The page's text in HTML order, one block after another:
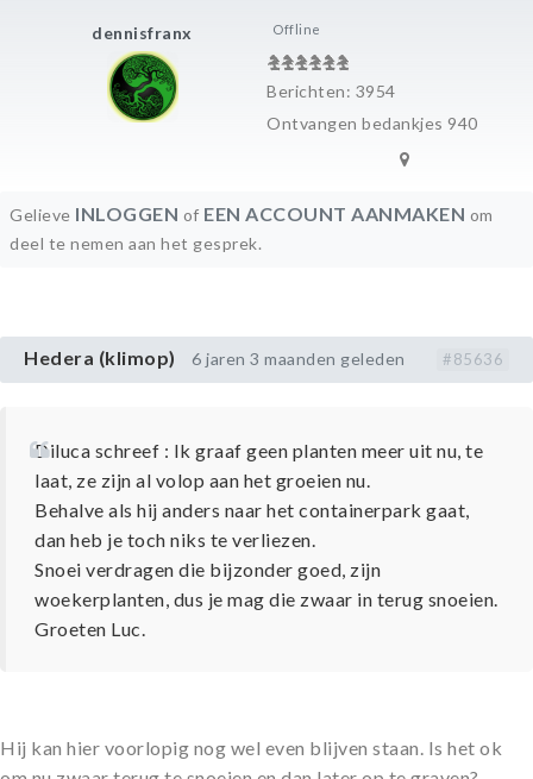
dennisfranx Offline
Berichten: 3954
Ontvangen bedankjes 940
Gelieve INLOGGEN of EEN ACCOUNT AANMAKEN om
deel te nemen aan het gesprek.
Hedera (klimop) 6 jaren 3 maanden geleden #85636
Diluca schreef : Ik graaf geen planten meer uit nu, te
laat, ze zijn al volop aan het groeien nu.
Behalve als hij anders naar het containerpark gaat,
dan heb je toch niks te verliezen.
Snoei verdragen die bijzonder goed, zijn
woekerplanten, dus je mag die zwaar in terug snoeien.
Groeten Luc.
Hij kan hier voorlopig nog wel even blijven staan. Is het ok